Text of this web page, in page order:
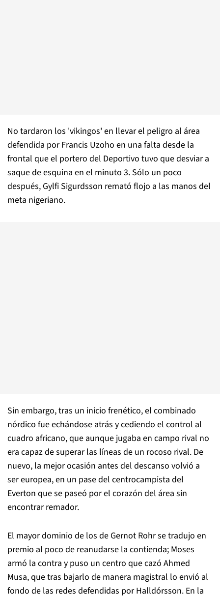
No tardaron los 'vikingos' en llevar el peligro al área
defendida por Francis Uzoho en una falta desde la
frontal que el portero del Deportivo tuvo que desviar a
saque de esquina en el minuto 3. Sólo un poco
después, Gylfi Sigurdsson remató flojo a las manos del
meta nigeriano.
Sin embargo, tras un inicio frenético, el combinado
nórdico fue echándose atrás y cediendo el control al
cuadro africano, que aunque jugaba en campo rival no
era capaz de superar las líneas de un rocoso rival. De
nuevo, la mejor ocasión antes del descanso volvió a
ser europea, en un pase del centrocampista del
Everton que se paseó por el corazón del área sin
encontrar remador.
El mayor dominio de los de Gernot Rohr se tradujo en
premio al poco de reanudarse la contienda; Moses
armó la contra y puso un centro que cazó Ahmed
Musa, que tras bajarlo de manera magistral lo envió al
fondo de las redes defendidas por Halldórsson. En la